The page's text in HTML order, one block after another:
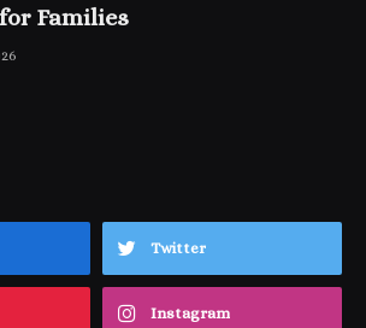
Families
Twitter
Instagram